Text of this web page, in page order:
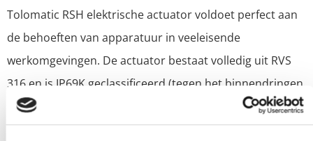
Tolomatic RSH elektrische actuator voldoet perfect aan
de behoeften van apparatuur in veeleisende
werkomgevingen. De actuator bestaat volledig uit RVS
316 en is IP69K geclassificeerd (tegen het binnendringen
van water en stof). Deze toepassing is dé perfecte
oplossingvoor voedsel- en dranktoepassingen waar